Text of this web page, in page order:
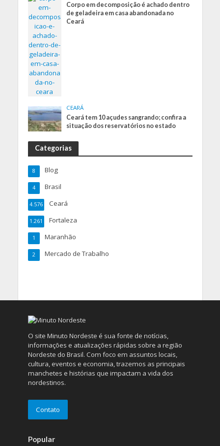
Corpo em decomposição é achado dentro
de geladeira em casa abandonada no
Ceará
CEARÁ
Ceará tem 10 açudes sangrando; confira a
situação dos reservatórios no estado
Categorias
Blog
8
Brasil
4
Ceará
4.576
Fortaleza
1.261
Maranhão
1
Mercado de Trabalho
2
O site Minuto Nordeste é sua fonte de notícias,
informações e atualizações rápidas sobre a região
Nordeste do Brasil. Com foco em assuntos locais,
cultura, eventos e economia, trazemos as principais
manchetes e histórias que impactam a vida dos
nordestinos.
Contato
Popular